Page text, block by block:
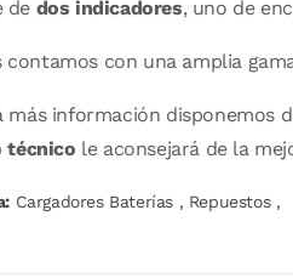
de dos indicadores, uno de
contamos con una amplia
más información disponemos
técnico le aconsejará de la
Cargadores Baterías , Repuestos,